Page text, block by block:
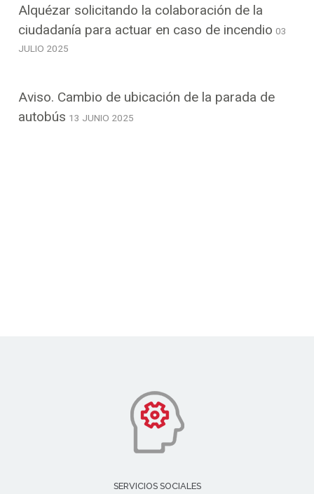
Alquézar solicitando la colaboración de la
ciudadanía para actuar en caso de incendio 03
JULIO 2025
Aviso. Cambio de ubicación de la parada de
autobús 13 JUNIO 2025
SERVICIOS SOCIALES